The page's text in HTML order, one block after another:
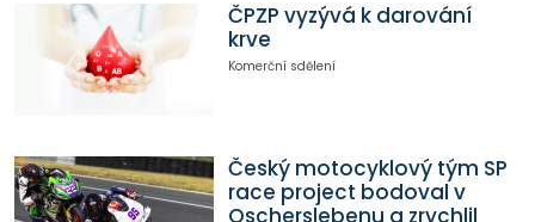
ČPZP vyzývá k darování
krve
Komerční sdělení
Český motocyklový tým SP
race project bodoval v
Oscherslebenu a zrychlil